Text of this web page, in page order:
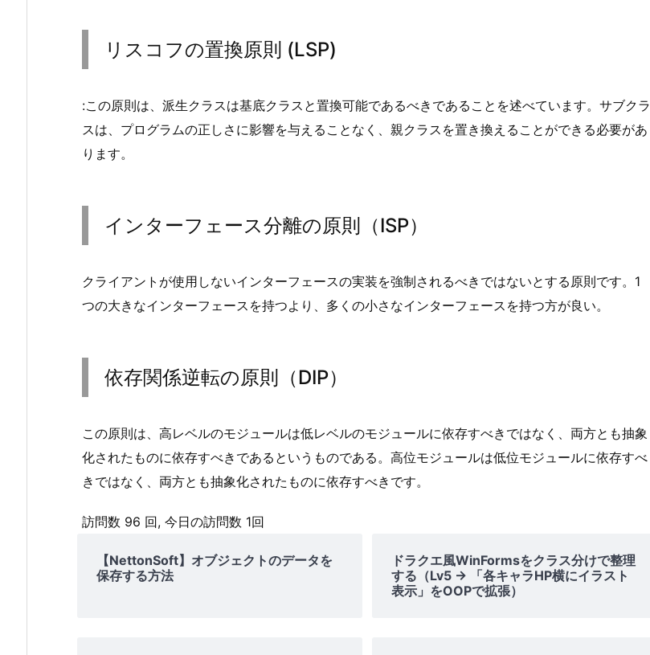
の
（O
C
コ
の
換
(L
4.
イ
ン
ー
ェ
リスコフの置換原則 (LSP)
:この原則は、派生クラスは基底クラスと置換可能であるべきであることを述べています。サブクラ
スは、プログラムの正しさに影響を与えることなく、親クラスを置き換えることができる必要があ
ります。
インターフェース分離の原則（ISP）
クライアントが使用しないインターフェースの実装を強制されるべきではないとする原則です。1
つの大きなインターフェースを持つより、多くの小さなインターフェースを持つ方が良い。
依存関係逆転の原則（DIP）
この原則は、高レベルのモジュールは低レベルのモジュールに依存すべきではなく、両方とも抽象
化されたものに依存すべきであるというものである。高位モジュールは低位モジュールに依存すべ
きではなく、両方とも抽象化されたものに依存すべきです。
訪問数 96 回, 今日の訪問数 1回
【NettonSoft】オブジェクトのデータを
保存する方法
ドラクエ風WinFormsをクラス分けで整理
する（Lv5 → 「各キャラHP横にイラスト
表示」をOOPで拡張）